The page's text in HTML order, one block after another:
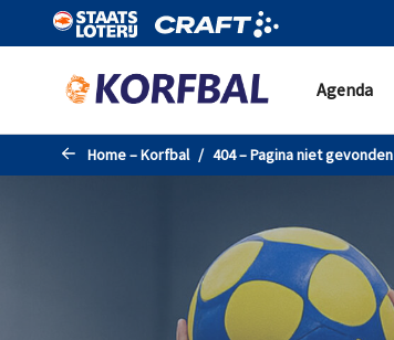
Naar de hoofdinhoud gaan
Agenda
Home – Korfbal 404 – Pagina niet gevonden